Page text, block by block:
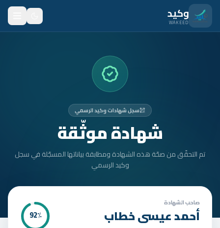
انتقل للمحتوى الرئيسي
وكيد
WAKEED
المتدربون
الأمان
تواصل
سجل شهادات وكيد الرسمي
شهادة موثّقة
تم التحقّق من صحّة هذه الشهادة ومطابقة بياناتها المسجّلة في سجل
وكيد الرسمي
صاحب الشهادة
أحمد عيسى خطاب 92٪